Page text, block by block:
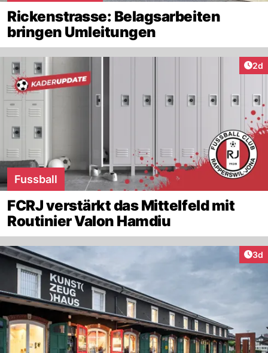
Rickenstrasse: Belagsarbeiten
bringen Umleitungen
2d
Fussball
FCRJ verstärkt das Mittelfeld mit
Routinier Valon Hamdiu
3d